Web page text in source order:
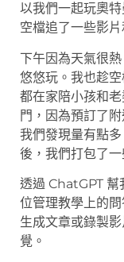
以我們一起玩奧
空檔追了一些影片
下午因為天氣很
悠悠玩。我也趁
都在家陪小孩和
門，因為預訂了
我們發現量有點
後，我們打包了
透過 ChatGPT 幫
位管理教學上的
生成文章或錄製
覺。